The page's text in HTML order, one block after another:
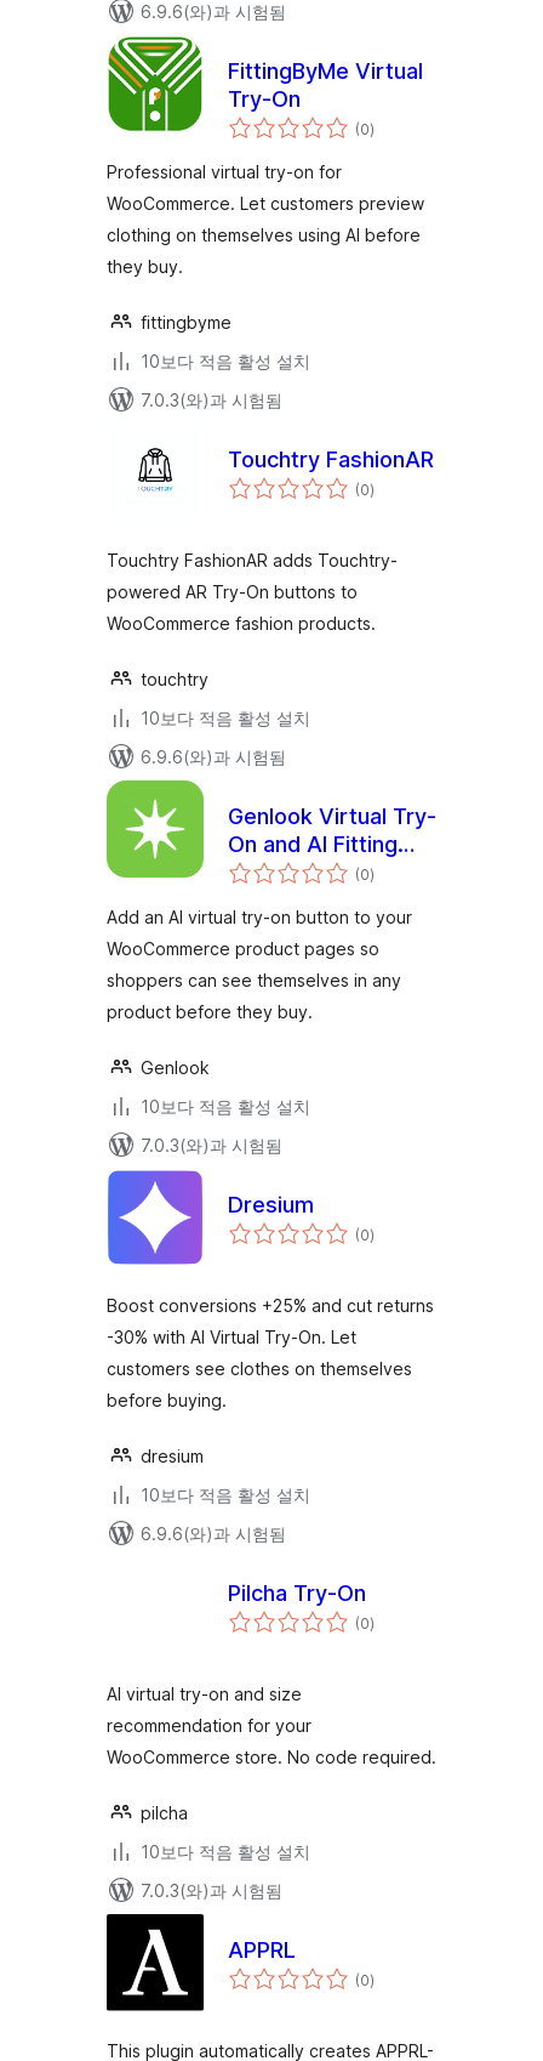
6.9.6(와)과 시험됨
FittingByMe Virtual
Try-On
(0전
체)
Professional virtual try-on for
WooCommerce. Let customers preview
clothing on themselves using AI before
they buy.
fittingbyme
10보다 적음 활성 설치
7.0.3(와)과 시험됨
Touchtry FashionAR
(0전
체)
Touchtry FashionAR adds Touchtry-
powered AR Try-On buttons to
WooCommerce fashion products.
touchtry
10보다 적음 활성 설치
6.9.6(와)과 시험됨
Genlook Virtual Try-
On and AI Fitting
Room for
(0전
체
점
)
Add an AI virtual try-on button to your
WooCommerce product pages so
shoppers can see themselves in any
product before they buy.
Genlook
10보다 적음 활성 설치
7.0.3(와)과 시험됨
Dresium
(0전
체)
Boost conversions +25% and cut returns
-30% with AI Virtual Try-On. Let
customers see clothes on themselves
before buying.
dresium
10보다 적음 활성 설치
6.9.6(와)과 시험됨
Pilcha Try-On
(0전
체)
AI virtual try-on and size
recommendation for your
WooCommerce store. No code required.
pilcha
10보다 적음 활성 설치
7.0.3(와)과 시험됨
APPRL
(0전
체)
This plugin automatically creates APPRL-